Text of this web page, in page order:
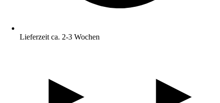
Lieferzeit ca. 2-3 Wochen